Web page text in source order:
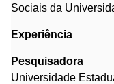
Sociais da
Experiência
Pesquisadora
Universidade